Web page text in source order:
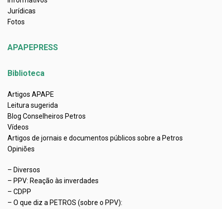
Jurídicas
Fotos
APAPEPRESS
Biblioteca
Artigos APAPE
Leitura sugerida
Blog Conselheiros Petros
Vídeos
Artigos de jornais e documentos públicos sobre a Petros
Opiniões
– Diversos
– PPV: Reação às inverdades
– CDPP
– O que diz a PETROS (sobre o PPV):